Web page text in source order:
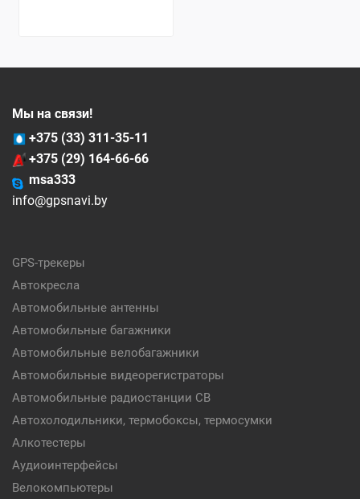
Мы на связи!
+375 (33) 311-35-11
+375 (29) 164-66-66
msa333
info@gpsnavi.by
GPS-трекеры
Автокресла
Автомобильные антенны
Автомобильные багажники
Автомобильные велобагажники
Автомобильные видеорегистраторы
Автомобильные радиостанции CB
Автохолодильники, термобоксы, термосумки
Алкотестеры
Аудиоинтерфейсы
Велокомпьютеры